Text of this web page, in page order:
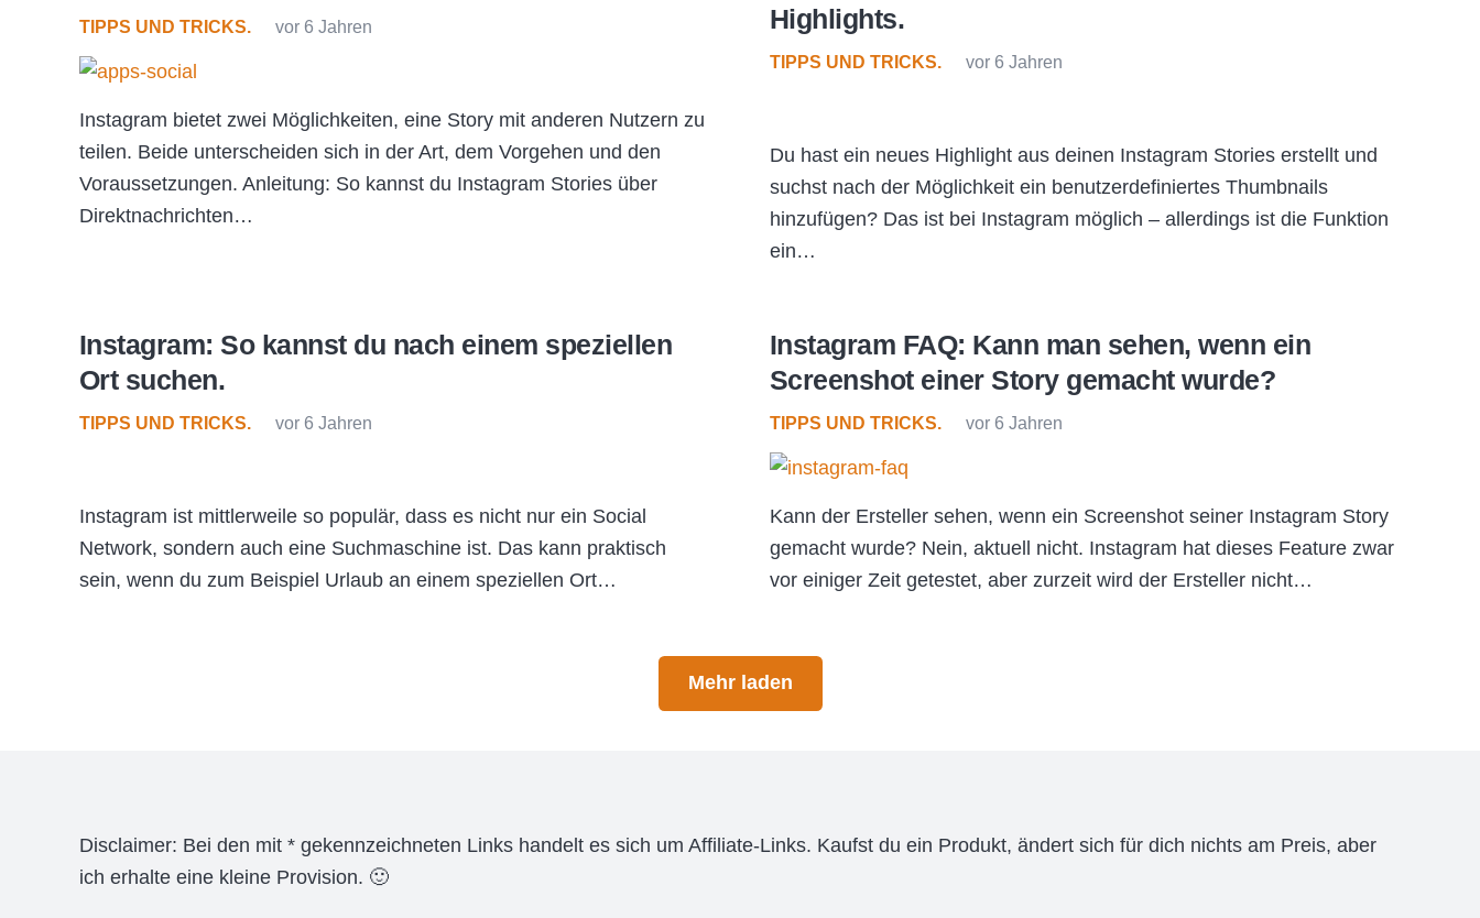
TIPPS UND TRICKS. vor 6 Jahren
Instagram bietet zwei Möglichkeiten, eine Story mit anderen Nutzern zu
teilen. Beide unterscheiden sich in der Art, dem Vorgehen und den
Voraussetzungen. Anleitung: So kannst du Instagram Stories über
Direktnachrichten…
Highlights.
TIPPS UND TRICKS. vor 6 Jahren
Du hast ein neues Highlight aus deinen Instagram Stories erstellt und
suchst nach der Möglichkeit ein benutzerdefiniertes Thumbnails
hinzufügen? Das ist bei Instagram möglich – allerdings ist die Funktion
ein…
Instagram: So kannst du nach einem speziellen
Ort suchen.
TIPPS UND TRICKS. vor 6 Jahren
Instagram ist mittlerweile so populär, dass es nicht nur ein Social
Network, sondern auch eine Suchmaschine ist. Das kann praktisch
sein, wenn du zum Beispiel Urlaub an einem speziellen Ort…
Instagram FAQ: Kann man sehen, wenn ein
Screenshot einer Story gemacht wurde?
TIPPS UND TRICKS. vor 6 Jahren
Kann der Ersteller sehen, wenn ein Screenshot seiner Instagram Story
gemacht wurde? Nein, aktuell nicht. Instagram hat dieses Feature zwar
vor einiger Zeit getestet, aber zurzeit wird der Ersteller nicht…
Mehr laden
Disclaimer: Bei den mit * gekennzeichneten Links handelt es sich um Affiliate-Links. Kaufst du ein Produkt, ändert sich für dich nichts am Preis, aber
ich erhalte eine kleine Provision. 🙂